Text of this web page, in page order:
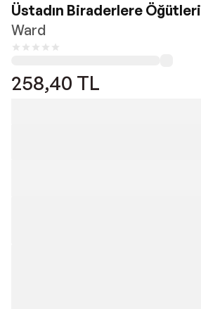
Üstadın Biraderlere Öğütleri
Ward
258,40 TL